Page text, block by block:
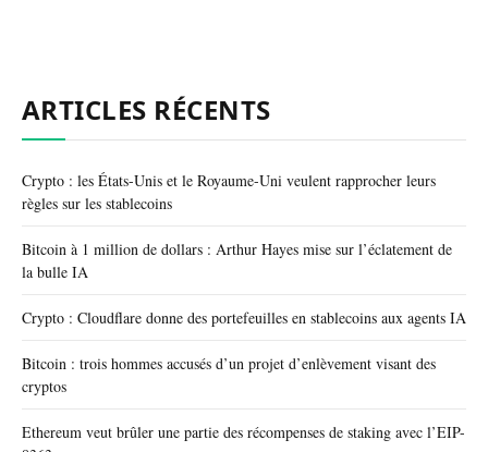
ARTICLES RÉCENTS
Crypto : les États-Unis et le Royaume-Uni veulent rapprocher leurs
règles sur les stablecoins
Bitcoin à 1 million de dollars : Arthur Hayes mise sur l’éclatement de
la bulle IA
Crypto : Cloudflare donne des portefeuilles en stablecoins aux agents IA
Bitcoin : trois hommes accusés d’un projet d’enlèvement visant des
cryptos
Ethereum veut brûler une partie des récompenses de staking avec l’EIP-